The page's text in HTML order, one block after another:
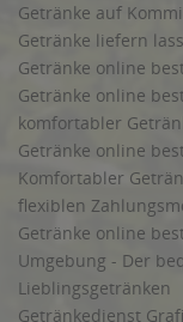
Getränke auf
Getränke liefern
Getränke online
Getränke online
komfortabler
Getränke online
Komfortabler
flexiblen
Getränke online
Umgebung - Der
Lieblingsgetränken
Getränkedienst